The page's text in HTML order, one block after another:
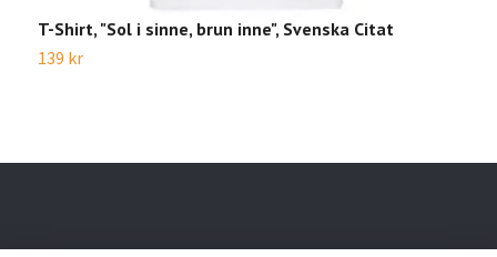
T-Shirt, "Sol i sinne, brun inne", Svenska Citat
139 kr